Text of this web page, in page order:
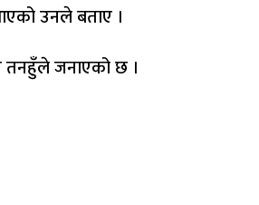
उनले बताए ।
तनहुँले जनाएको छ ।